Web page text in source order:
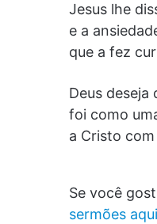
Jesus lhe
e a
que a fez
Deus
foi como
a Cristo
Se você
sermões aqui